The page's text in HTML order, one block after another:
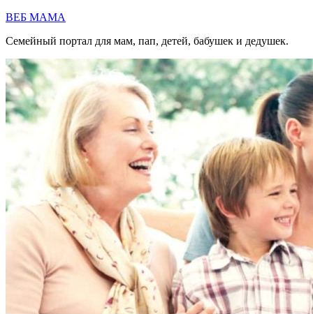
Перейти
содержимому
ВЕБ МАМА
Семейный портал для мам, пап, детей, бабушек и дедушек.